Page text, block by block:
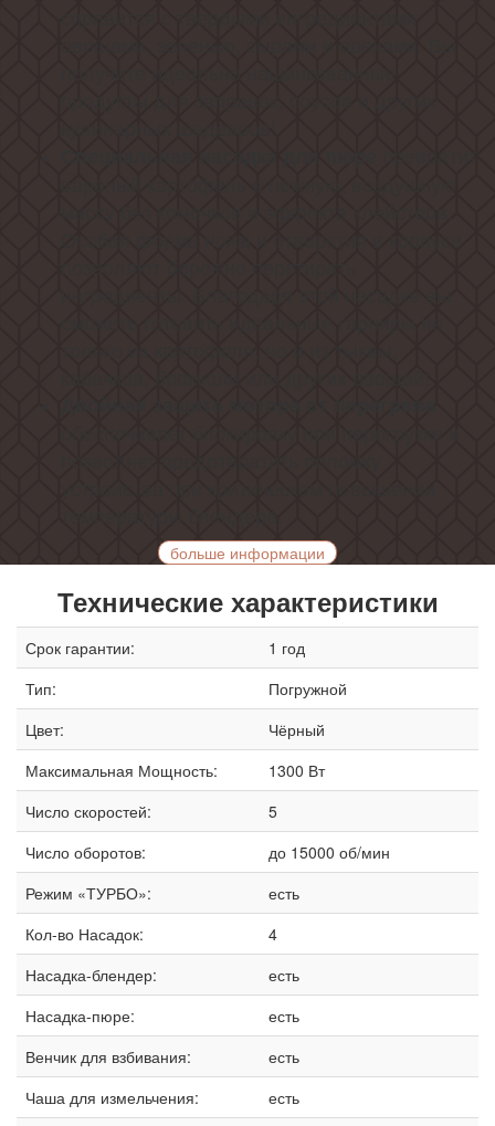
больше информации
Технические характеристики
Срок гарантии:
1 год
Тип:
Погружной
Цвет:
Чёрный
Максимальная Мощность:
1300 Вт
Число скоростей:
5
Число оборотов:
до 15000 об/мин
Режим «ТУРБО»:
есть
Кол-во Насадок:
4
Насадка-блендер:
есть
Насадка-пюре:
есть
Венчик для взбивания:
есть
Чаша для измельчения:
есть